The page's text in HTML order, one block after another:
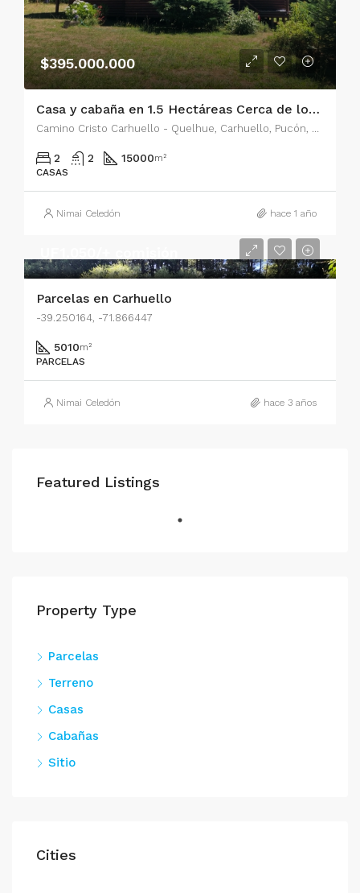
$395.000.000
Casa y cabaña en 1.5 Hectáreas Cerca de los Ojos del Caburgua
Camino Cristo Carhuello - Quelhue, Carhuello, Pucón, Provincia de Cautín, Región de la Araucanía, Chile
2 2 15000m²
CASAS
Nimai Celedón hace 1 año
Parcelas en Carhuello
-39.250164, -71.866447
5010m²
PARCELAS
Nimai Celedón hace 3 años
Featured Listings
Property Type
Parcelas
Terreno
Casas
Cabañas
Sitio
Cities